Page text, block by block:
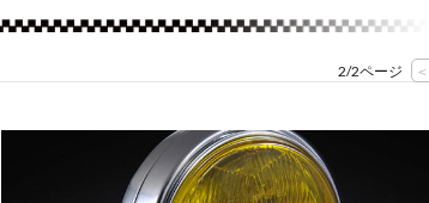
2/2ページ <